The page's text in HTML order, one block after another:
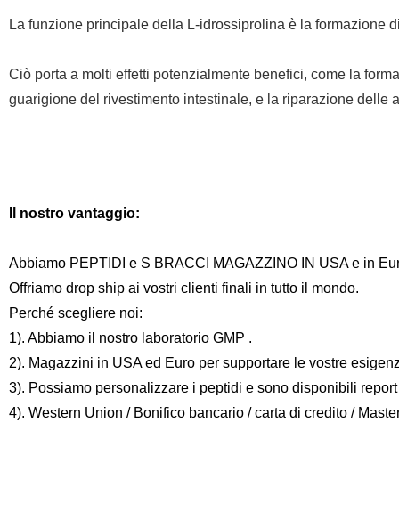
La funzione principale della L-idrossiprolina è la formazione
Ciò porta a molti effetti potenzialmente benefici, come la
guarigione del rivestimento intestinale, e la riparazione delle
Il nostro vantaggio:
Abbiamo PEPTIDI e S BRACCI MAGAZZINO IN USA e in
Offriamo drop ship ai vostri clienti finali in tutto il mondo.
Perché scegliere noi:
1). Abbiamo il nostro laboratorio GMP .
2). Magazzini in USA ed Euro per supportare le vostre
3). Possiamo personalizzare i peptidi e sono disponibili
4). Western Union / Bonifico bancario / carta di credito /